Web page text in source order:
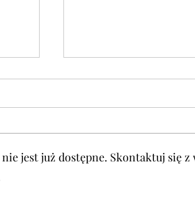
jest już dostępne. Skontaktuj się z